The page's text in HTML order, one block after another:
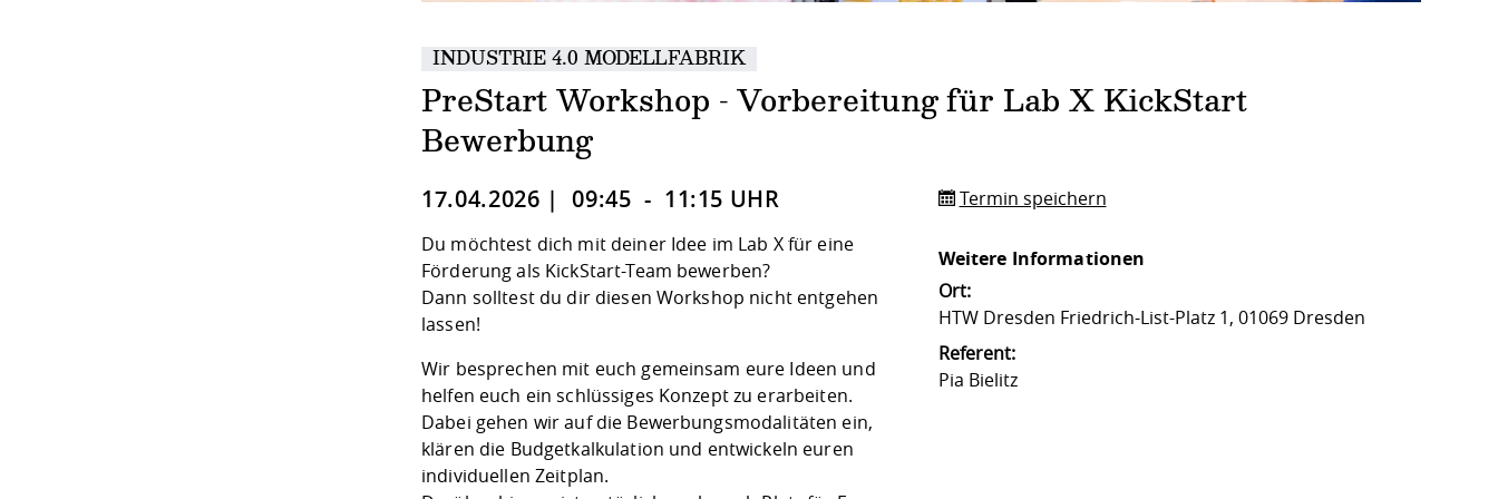
INDUSTRIE 4.0 MODELLFABRIK
PreStart Workshop - Vorbereitung für Lab X KickStart
Bewerbung
17.04.2026 | 09:45 - 11:15 UHR
Du möchtest dich mit deiner Idee im Lab Xfür eine
Förderung als KickStart-Team bewerben?
Dann solltest du dir diesen Workshop nicht entgehen
lassen!
Wir besprechen mit euch gemeinsam eure Ideen und
helfen euch ein schlüssiges Konzept zu erarbeiten.
Dabei gehen wir auf die Bewerbungsmodalitäten ein,
klären die Budgetkalkulation und entwickeln euren
individuellen Zeitplan.
Termin speichern
Weitere Informationen
Ort:
HTW Dresden Friedrich-List-Platz 1, 01069 Dresden
Referent:
Pia Bielitz